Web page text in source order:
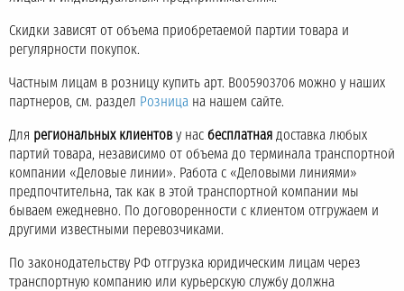
Скидки зависят от объема приобретаемой партии товара и
регулярности покупок.
Частным лицам в розницу купить арт. B005903706 можно у наших
партнеров, см. раздел Розница на нашем сайте.
Для региональных клиентову нас бесплатная доставка любых
партий товара, независимо от объема до терминала транспортной
компании «Деловые линии». Работа с «Деловыми линиями»
предпочтительна, так как в этой транспортной компании мы
бываем ежедневно. По договоренности с клиентом отгружаем и
другими известными перевозчиками.
По законодательству РФ отгрузка юридическим лицам через
транспортную компанию или курьерскую службу должна